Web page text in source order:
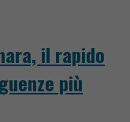
il rapido
più